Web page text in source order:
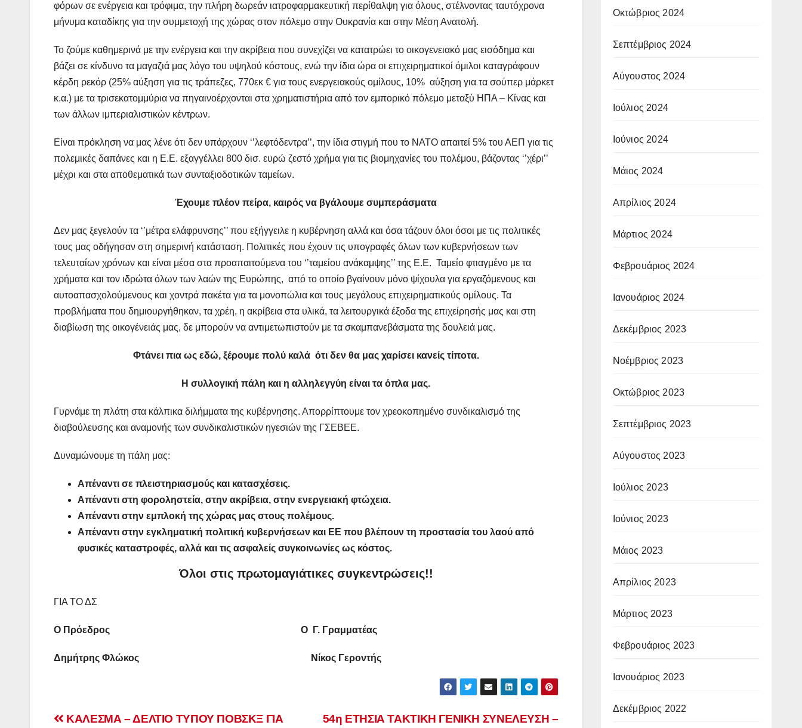
φόρων σε ενέργεια και τρόφιμα, την πλήρη δωρεάν ιατροφαρμακευτική περίθαλψη για όλους, στέλνοντας ταυτόχρονα
μήνυμα καταδίκης για την συμμετοχή της χώρας στον πόλεμο στην Ουκρανία και στην Μέση Ανατολή.
Το ζούμε καθημερινά με την ενέργεια και την ακρίβεια που συνεχίζει να κατατρώει το οικογενειακό μας εισόδημα και
βάζει σε κίνδυνο τα μαγαζιά μας λόγο του υψηλού κόστους, ενώ την ίδια ώρα οι επιχειρηματικοί όμιλοι καταγράφουν
κέρδη ρεκόρ (25% αύξηση για τις τράπεζες, 770εκ € για τους ενεργειακούς ομίλους, 10% αύξηση για τα σούπερ μάρκετ
κ.α.) με τα τρισεκατομμύρια να πηγαινοέρχονται στα χρηματιστήρια από τον εμπορικό πόλεμο μεταξύ ΗΠΑ – Κίνας και
των άλλων ιμπεριαλιστικών κέντρων.
Είναι πρόκληση να μας λένε ότι δεν υπάρχουν ‘’λεφτόδεντρα’’, την ίδια στιγμή που το ΝΑΤΟ απαιτεί 5% του ΑΕΠ για τις
πολεμικές δαπάνες και η Ε.Ε. εξαγγέλλει 800 δισ. ευρώ ζεστό χρήμα για τις βιομηχανίες του πολέμου, βάζοντας ‘’χέρι’’
μέχρι και στα αποθεματικά των συνταξιοδοτικών ταμείων.
Έχουμε πλέον πείρα, καιρός να βγάλουμε συμπεράσματα
Δεν μας ξεγελούν τα ‘’μέτρα ελάφρυνσης’’ που εξήγγειλε η κυβέρνηση αλλά και όσα τάζουν όλοι όσοι με τις πολιτικές
τους μας οδήγησαν στη σημερινή κατάσταση. Πολιτικές που έχουν τις υπογραφές όλων των κυβερνήσεων των
τελευταίων χρόνων και είναι μέσα στα προαπαιτούμενα του ‘’ταμείου ανάκαμψης’’ της Ε.Ε. Ταμείο φτιαγμένο με τα
χρήματα και τον ιδρώτα όλων των λαών της Ευρώπης, από το οποίο βγαίνουν μόνο ψίχουλα για εργαζόμενους και
αυτοαπασχολούμενους και χοντρά πακέτα για τα μονοπώλια και τους μεγάλους επιχειρηματικούς ομίλους. Τα
προβλήματα που δημιουργήθηκαν, τα χρέη, η ακρίβεια στα υλικά, τα λειτουργικά έξοδα της επιχείρησής μας και στη
διαβίωση της οικογένειάς μας, δε μπορούν να αντιμετωπιστούν με τα σκαμπανεβάσματα της δουλειά μας.
Φτάνει πια ως εδώ, ξέρουμε πολύ καλά ότι δεν θα μας χαρίσει κανείς τίποτα.
Η συλλογική πάλη και η αλληλεγγύη είναι τα όπλα μας.
Γυρνάμε τη πλάτη στα κάλπικα διλήμματα της κυβέρνησης. Απορρίπτουμε τον χρεοκοπημένο συνδικαλισμό της
διαβούλευσης και αναμονής των συνδικαλιστικών ηγεσιών της ΓΣΕΒΕΕ.
Δυναμώνουμε τη πάλη μας:
Απέναντι σε πλειστηριασμούς και κατασχέσεις.
Απέναντι στη φοροληστεία, στην ακρίβεια, στην ενεργειακή φτώχεια.
Απέναντι στην εμπλοκή της χώρας μας στους πολέμους.
Απέναντι στην εγκληματική πολιτική κυβερνήσεων και ΕΕ που βλέπουν τη προστασία του λαού από
φυσικές καταστροφές, αλλά και τις ασφαλείς συγκοινωνίες ως κόστος.
Όλοι στις πρωτομαγιάτικες συγκεντρώσεις!!
ΓΙΑ ΤΟ ΔΣ
Ο Πρόεδρος Ο Γ. Γραμματέας
Δημήτρης Φλώκος Νίκος Γεροντής
Πλοήγηση 54η ΕΤΗΣΙΑ ΤΑΚΤΙΚΗ ΓΕΝΙΚΗ ΣΥΝΕΛΕΥΣΗ –
ΚΑΛΕΣΜΑ – ΔΕΛΤΙΟ ΤΥΠΟΥ ΠΟΒΣΚΞ ΓΙΑ
Οκτώβριος 2024
Σεπτέμβριος 2024
Αύγουστος 2024
Ιούλιος 2024
Ιούνιος 2024
Μάιος 2024
Απρίλιος 2024
Μάρτιος 2024
Φεβρουάριος 2024
Ιανουάριος 2024
Δεκέμβριος 2023
Νοέμβριος 2023
Οκτώβριος 2023
Σεπτέμβριος 2023
Αύγουστος 2023
Ιούλιος 2023
Ιούνιος 2023
Μάιος 2023
Απρίλιος 2023
Μάρτιος 2023
Φεβρουάριος 2023
Ιανουάριος 2023
Δεκέμβριος 2022